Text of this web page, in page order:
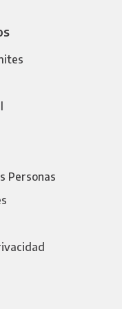
Personas